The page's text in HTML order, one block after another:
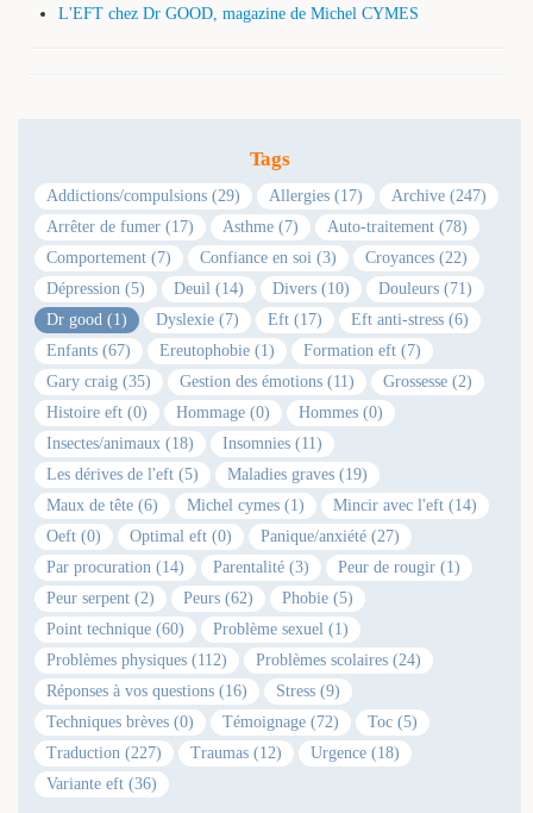
L'EFT chez Dr GOOD, magazine de Michel CYMES
Tags
Addictions/compulsions (29) Allergies (17)
Archive (247)
Arrêter de fumer (17)
Asthme (7)
Auto-traitement (78)
Comportement (7)
Confiance en soi (3)
Croyances (22)
Dépression (5)
Deuil (14) Divers (10)
Douleurs (71)
Dr good (1)
Dyslexie (7) Eft (17)
Eft anti-stress (6)
Enfants (67)
Ereutophobie (1)
Formation eft (7)
Gary craig (35)
Gestion des émotions (11)
Grossesse (2)
Histoire eft (0)
Hommage (0)
Hommes (0)
Insectes/animaux (18)
Insomnies (11)
Les dérives de l'eft (5)
Maladies graves (19)
Maux de tête (6)
Michel cymes (1)
Mincir avec l'eft (14)
Oeft (0)
Optimal eft (0)
Panique/anxiété (27)
Par procuration (14)
Parentalité (3)
Peur de rougir (1)
Peur serpent (2)
Peurs (62)
Phobie (5)
Point technique (60)
Problème sexuel (1)
Problèmes physiques (112)
Problèmes scolaires (24)
Réponses à vos questions (16)
Stress (9)
Techniques brèves (0)
Témoignage (72)
Toc (5)
Traduction (227)
Traumas (12)
Urgence (18)
Variante eft (36)